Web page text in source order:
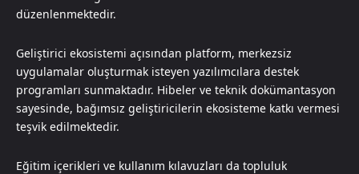
düzenlenmektedir.
Geliştirici ekosistemi açısından platform, merkezsiz
uygulamalar oluşturmak isteyen yazılımcılara destek
programları sunmaktadır. Hibeler ve teknik dokümantasyon
sayesinde, bağımsız geliştiricilerin ekosisteme katkı vermesi
teşvik edilmektedir.
Eğitim içerikleri ve kullanım kılavuzları da topluluk